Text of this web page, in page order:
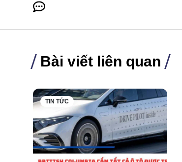
thống đường sắt đô thị này sẽ đóng vai
thống tuyến Bus Rapid Transit (BRT),
Bên cạnh đó, Hà Nội sẽ tập trung nguồn
kết nối vùng. Mục tiêu là chuyển đổi các
Bài viết liên quan
TIN TỨC